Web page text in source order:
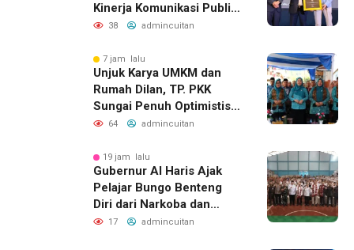
Kinerja Komunikasi Publik
Kementerian ATR/BPN
38 admincuitan
7 jam lalu
Unjuk Karya UMKM dan
Rumah Dilan, TP. PKK
Sungai Penuh Optimistis
Raih Juara di Tingkat
64 admincuitan
19 jam lalu
Gubernur Al Haris Ajak
Pelajar Bungo Benteng
Diri dari Narkoba dan
Judol
17 admincuitan